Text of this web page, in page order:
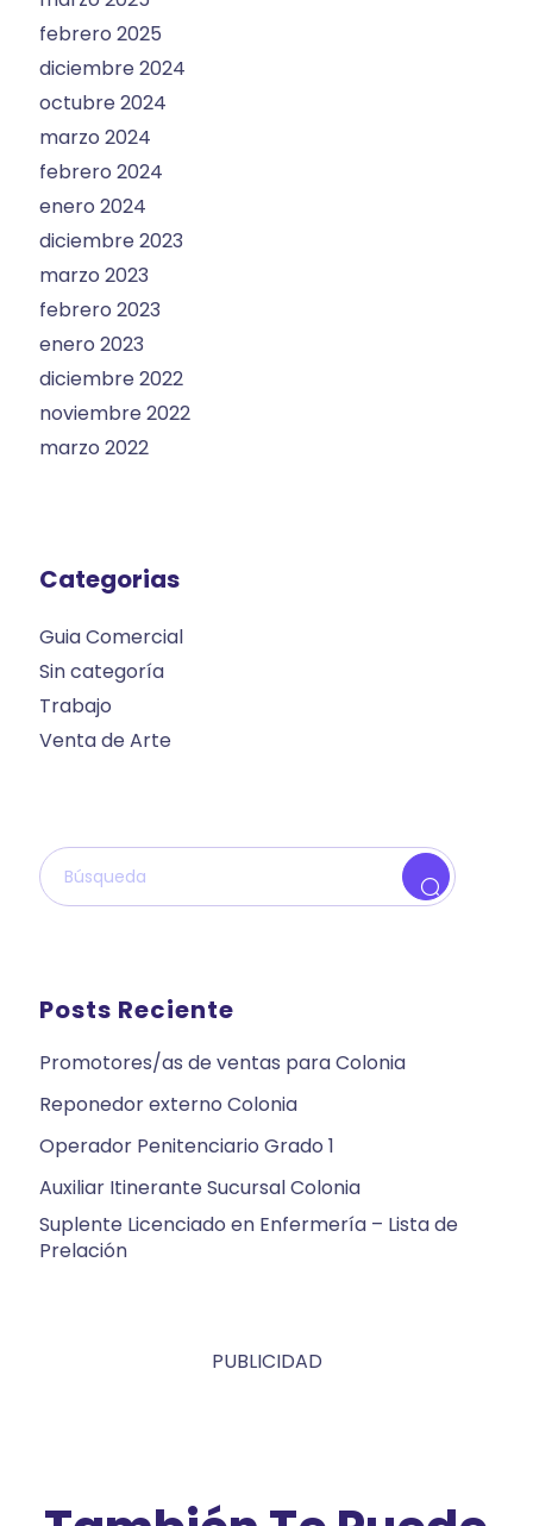
febrero 2025
diciembre 2024
octubre 2024
marzo 2024
febrero 2024
enero 2024
diciembre 2023
marzo 2023
febrero 2023
enero 2023
diciembre 2022
noviembre 2022
marzo 2022
Categorias
Guia Comercial
Sin categoría
Trabajo
Venta de Arte
Posts Reciente
Promotores/as de ventas para Colonia
Reponedor externo Colonia
Operador Penitenciario Grado 1
Auxiliar Itinerante Sucursal Colonia
Suplente Licenciado en Enfermería – Lista de
Prelación
PUBLICIDAD